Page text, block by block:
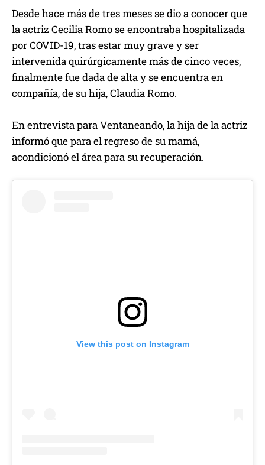
Desde hace más de tres meses se dio a conocer que
la actriz Cecilia Romo se encontraba hospitalizada
por COVID-19, tras estar muy grave y ser
intervenida quirúrgicamente más de cinco veces,
finalmente fue dada de alta y se encuentra en
compañía, de su hija, Claudia Romo.
En entrevista para Ventaneando, la hija de la actriz
informó que para el regreso de su mamá,
acondicionó el área para su recuperación.
View this post on Instagram